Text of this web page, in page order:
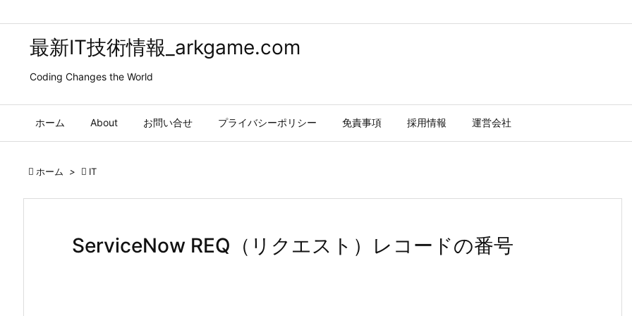
最新IT技術情報_arkgame.com
Coding Changes the World
ホーム About お問い合せ プライバシーポリシー 免責事項 採用情報 運営会社
 ホーム >  IT
ServiceNow REQ（リクエスト）レコードの番号